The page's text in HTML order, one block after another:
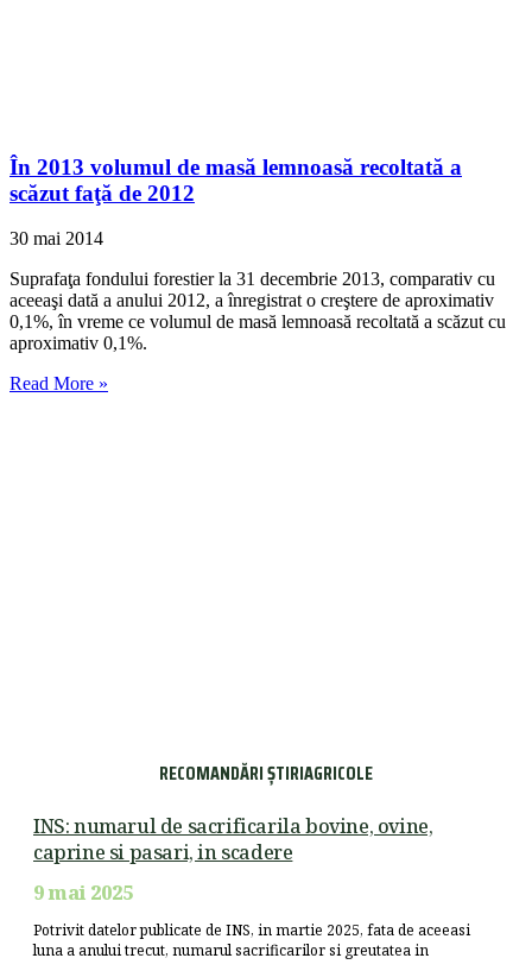
În 2013 volumul de masă lemnoasă recoltată a
scăzut faţă de 2012
30 mai 2014
Suprafaţa fondului forestier la 31 decembrie 2013, comparativ cu
aceeaşi dată a anului 2012, a înregistrat o creştere de aproximativ
0,1%, în vreme ce volumul de masă lemnoasă recoltată a scăzut cu
aproximativ 0,1%.
Read More »
RECOMANDĂRI ȘTIRIAGRICOLE
INS: numarul de sacrificarila bovine, ovine,
caprine si pasari, in scadere
9 mai 2025
Potrivit datelor publicate de INS, in martie 2025, fata de aceeasi
luna a anului trecut, numarul sacrificarilor si greutatea in